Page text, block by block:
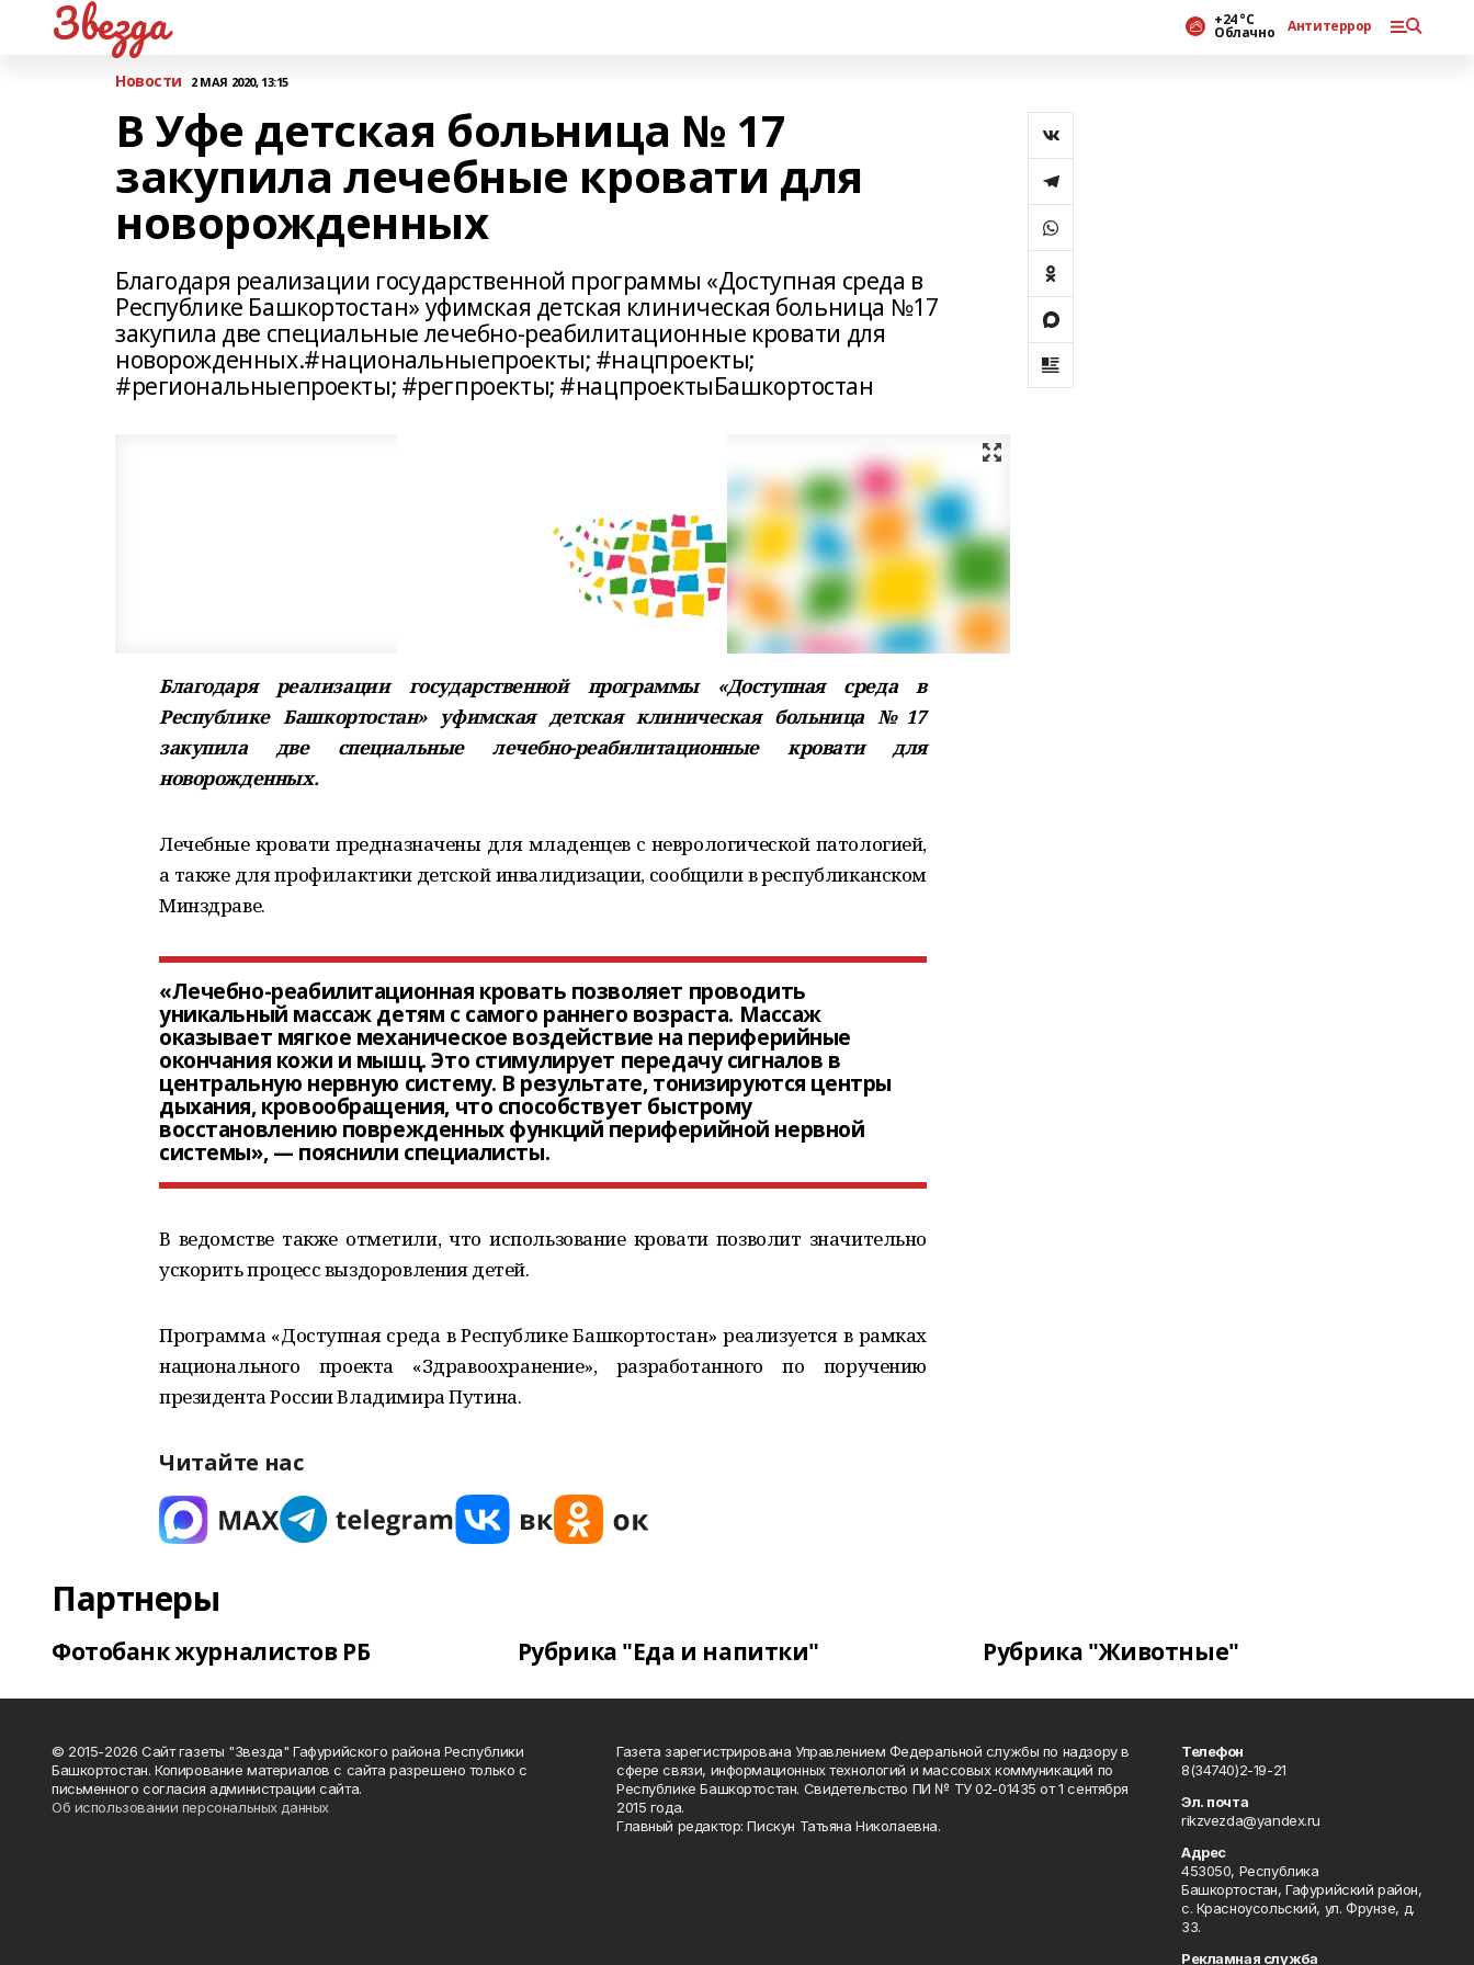
Звезда +24 °С
Облачно Антитеррор
Новости 2 МАЯ 2020, 13:15
В Уфе детская больница № 17
закупила лечебные кровати для
новорожденных
Благодаря реализации государственной программы «Доступная среда в
Республике Башкортостан» уфимская детская клиническая больница №17
закупила две специальные лечебно-реабилитационные кровати для
новорожденных.#национальныепроекты; #нацпроекты;
#региональныепроекты; #регпроекты; #нацпроектыБашкортостан
Благодаря реализации государственной программы «Доступная среда в
Республике Башкортостан» уфимская детская клиническая больница №17
закупила две специальные лечебно-реабилитационные кровати для
новорожденных.
Лечебные кровати предназначены для младенцев с неврологической патологией,
а также для профилактики детской инвалидизации, сообщили в республиканском
Минздраве.
«Лечебно-реабилитационная кровать позволяет проводить
уникальный массаж детям с самого раннего возраста. Массаж
оказывает мягкое механическое воздействие на периферийные
окончания кожи и мышц. Это стимулирует передачу сигналов в
центральную нервную систему. В результате, тонизируются центры
дыхания, кровообращения, что способствует быстрому
восстановлению поврежденных функций периферийной нервной
системы», — пояснили специалисты.
В ведомстве также отметили, что использование кровати позволит значительно
ускорить процесс выздоровления детей.
Программа «Доступная среда в Республике Башкортостан» реализуется в рамках
национального проекта «Здравоохранение», разработанного по поручению
президента России Владимира Путина.
Читайте нас
Партнеры
Фотобанк журналистов РБ Рубрика "Еда и напитки" Рубрика "Животные"
© 2015-2026 Сайт газеты "Звезда" Гафурийского района Республики
Башкортостан. Копирование материалов с сайта разрешено только с
письменного согласия администрации сайта.
Об использовании персональных данных
Газета зарегистрирована Управлением Федеральной службы по надзору в
сфере связи, информационных технологий и массовых коммуникаций по
Республике Башкортостан. Свидетельство ПИ № ТУ 02-01435 от 1 сентября
2015 года.
Главный редактор: Пискун Татьяна Николаевна.
Телефон
8(34740)2-19-21
Эл. почта
rikzvezda@yandex.ru
Адрес
453050, Республика
Башкортостан, Гафурийский район,
с. Красноусольский, ул. Фрунзе, д.
33.
Рекламная служба